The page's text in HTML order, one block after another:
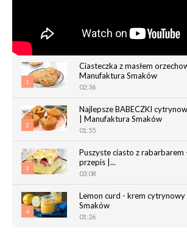
1
Ciasteczka z masłem
Manufaktura Smaków
02:36
2
Najlepsze BABECZKI
| Manufaktura Smaków
01:55
3
Puszyste ciasto z
przepis |...
03:08
4
Lemon curd - krem
Smaków
01:26